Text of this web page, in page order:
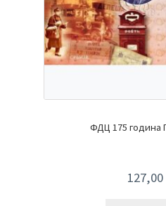
ФДЦ 175 година
127,00